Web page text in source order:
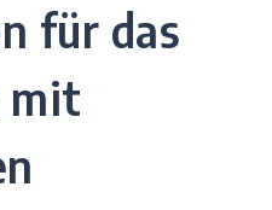
für das
mit